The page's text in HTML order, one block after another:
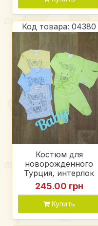
Код товара: 04380
Костюм для
новорожденного
Турция, интерлок
245.00 грн
Купить